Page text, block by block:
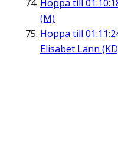
Hoppa till
(M)
Hoppa till
Elisabet Lann